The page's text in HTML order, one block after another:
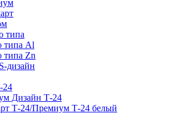
типа
типа Al
типа Zn
дизайн
24
Дизайн Т-24
Т-24/Премиум Т-24 белый